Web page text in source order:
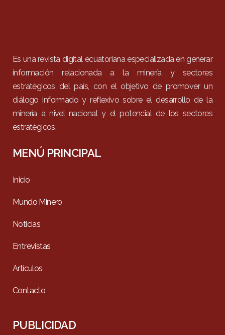
Es una revista digital ecuatoriana especializada en generar
información relacionada a la minería y sectores
estratégicos del país, con el objetivo de promover un
diálogo informado y reflexivo sobre el desarrollo de la
minería a nivel nacional y el potencial de los sectores
estratégicos.
MENÚ PRINCIPAL
Inicio
Mundo Minero
Noticias
Entrevistas
Artículos
Contacto
PUBLICIDAD